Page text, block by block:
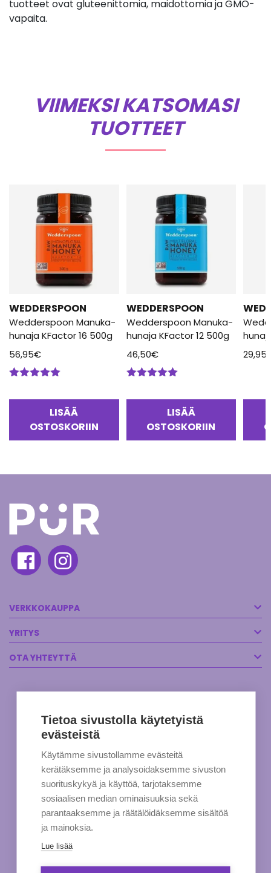
tuotteet ovat gluteenittomia, maidottomia ja GMO-
vapaita.
VIIMEKSI KATSOMASI
TUOTTEET
WEDDERSPOON
Wedderspoon Manuka-
hunaja KFactor 16 500g
56,95€
LISÄÄ
OSTOSKORIIN
WEDDERSPOON
Wedderspoon Manuka-
hunaja KFactor 12 500g
46,50€
LISÄÄ
OSTOSKORIIN
29,95
VERKKOKAUPPA
YRITYS
OTA YHTEYTTÄ
Tietoa sivustolla käytetyistä
evästeistä
Käytämme sivustollamme evästeitä
kerätäksemme ja analysoidaksemme sivuston
suorituskykyä ja käyttöä, tarjotaksemme
sosiaalisen median ominaisuuksia sekä
parantaaksemme ja räätälöidäksemme sisältöä
ja mainoksia.
Lue lisää